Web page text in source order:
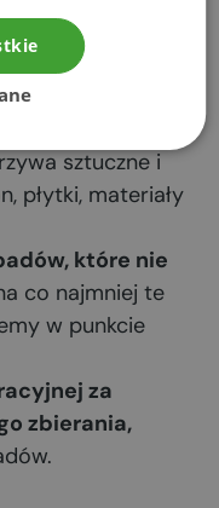
i
oraz
sztuczne i
płytki, materiały
które nie
co najmniej te
w punkcie
za
zbierania,